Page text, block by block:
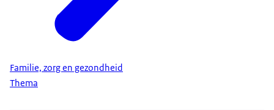
Familie, zorg en gezondheid
Thema